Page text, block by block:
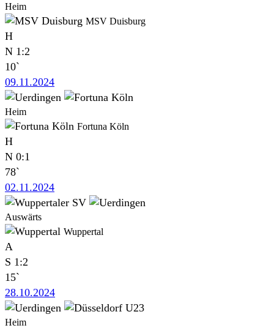
Heim
MSV Duisburg
H
N 1:2
10`
09.11.2024
Heim
Fortuna Köln
H
N 0:1
78`
02.11.2024
Auswärts
Wuppertal
A
S 1:2
15`
28.10.2024
Heim